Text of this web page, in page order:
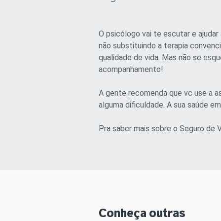
O psicólogo vai te escutar e
não substituindo a terapia
qualidade de vida. Mas não se
acompanhamento!
A gente recomenda que vc use a
alguma dificuldade. A sua saúde
Pra saber mais sobre o Seguro de
Conheça outras